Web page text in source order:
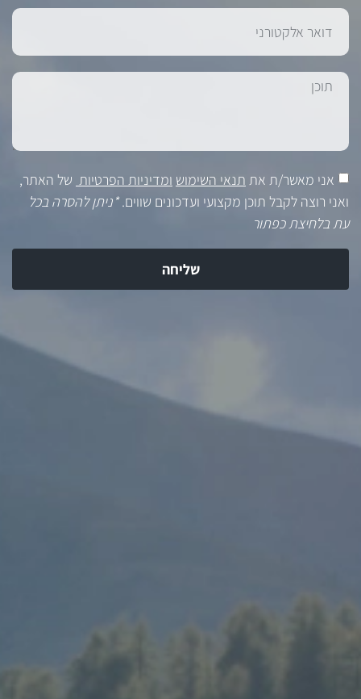
אני מאשר/ת את תנאי השימוש ומדיניות הפרטיות של האתר,
ואני רוצה לקבל תוכן מקצועי ועדכונים שווים.*ניתן להסרה בכל
עת בלחיצת כפתור
שליחה